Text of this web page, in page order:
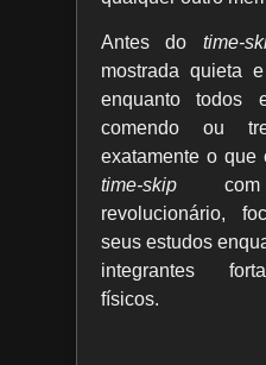
Antes do time-
mostrada quieta
enquanto todos
comendo ou
exatamente o que
time-skip com
revolucionário,
seus estudos
integrantes
físicos.